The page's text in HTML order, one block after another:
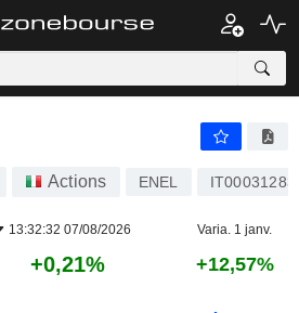
Actions ENEL
13:32:32 07/08/2026 Varia. 1 janv.
+0,21% +12,57%